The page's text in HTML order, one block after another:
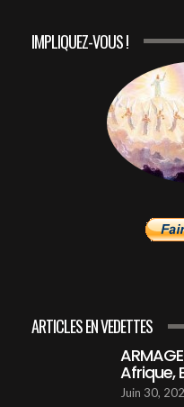
IMPLIQUEZ-VOUS !
ARTICLES EN VEDETTES
Afrique,
Juin 30,